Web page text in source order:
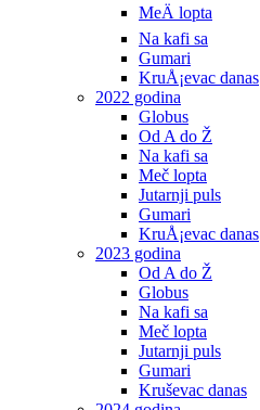
MeÄ lopta
Na kafi sa
Gumari
KruÅ¡evac danas
2022 godina
Globus
Od A do Ž
Na kafi sa
Meč lopta
Jutarnji puls
Gumari
KruÅ¡evac danas
2023 godina
Od A do Ž
Globus
Na kafi sa
Meč lopta
Jutarnji puls
Gumari
Kruševac danas